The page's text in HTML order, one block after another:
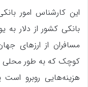
این کارشناس امور
بانکی کشور از دلار به
مسافران از ارز‌های
کوچک که به طور محلی
هزینه‌هایی روبرو